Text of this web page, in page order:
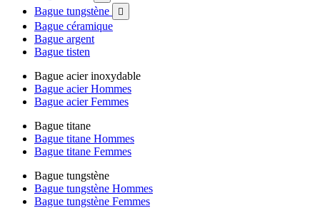
Bague tungstène 
Bague céramique
Bague argent
Bague tisten
Bague acier inoxydable
Bague acier Hommes
Bague acier Femmes
Bague titane
Bague titane Hommes
Bague titane Femmes
Bague tungstène
Bague tungstène Hommes
Bague tungstène Femmes